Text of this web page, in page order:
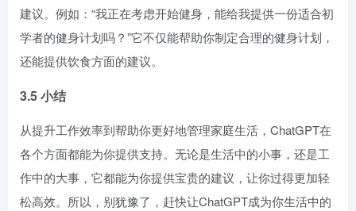
建议。例如：“我正在考虑开始健身，能给我提供一份适合初
学者的健身计划吗？”它不仅能帮助你制定合理的健身计划，
还能提供饮食方面的建议。
3.5 小结
从提升工作效率到帮助你更好地管理家庭生活，ChatGPT在
各个方面都能为你提供支持。无论是生活中的小事，还是工
作中的大事，它都能为你提供宝贵的建议，让你过得更加轻
松高效。所以，别犹豫了，赶快让ChatGPT成为你生活中的